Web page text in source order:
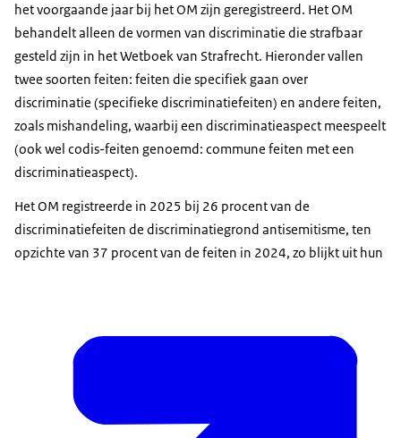
Beeldbeschrijving:
Hand met telefoon waarop een groepsapp
openstaat; gedeelde foto van een orthodoxe Jood
met geld en lachende emoji’s.
Voice-over:
Zie of ervaar je antisemitisme, in welke vorm dan
ook?
Beeldbeschrijving:
Joodse vrouw die wordt geïntimideerd.
Voice-over:
Uitzoomen; iemand aanschouwt de situatie.
En meld het altijd.
Beeldbeschrijving:
het voorgaande jaar bij het OM zijn geregistreerd. Het OM
behandelt alleen de vormen van discriminatie die strafbaar
gesteld zijn in het Wetboek van Strafrecht. Hieronder vallen
twee soorten feiten: feiten die specifiek gaan over
discriminatie (specifieke discriminatiefeiten) en andere feiten,
zoals mishandeling, waarbij een discriminatieaspect meespeelt
(ook wel codis-feiten genoemd: commune feiten met een
discriminatieaspect).
Het OM registreerde in 2025 bij 26 procent van de
discriminatiefeiten de discriminatiegrond antisemitisme, ten
opzichte van 37 procent van de feiten in 2024, zo blijkt uit hun